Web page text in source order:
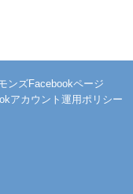
ンズFacebookページ
アカウント運用ポリシー